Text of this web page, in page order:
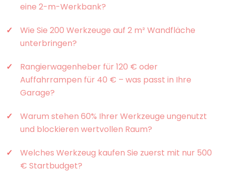
eine 2-m-Werkbank?
Wie Sie 200 Werkzeuge auf 2 m² Wandfläche
unterbringen?
Rangierwagenheber für 120 € oder
Auffahrrampen für 40 € – was passt in Ihre
Garage?
Warum stehen 60% Ihrer Werkzeuge ungenutzt
und blockieren wertvollen Raum?
Welches Werkzeug kaufen Sie zuerst mit nur 500
€ Startbudget?